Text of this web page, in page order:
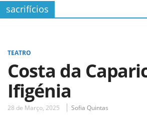
sacrifícios
TEATRO
Costa da
Ifigénia
28 de Março, 2025 Sofia Quintas